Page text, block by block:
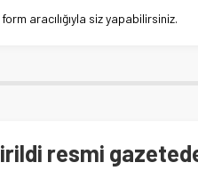
aracılığıyla siz yapabilirsiniz.
resmi